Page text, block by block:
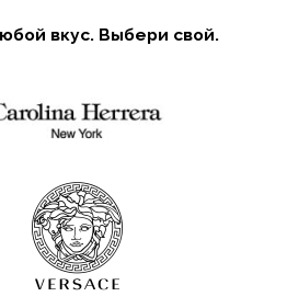
вкус. Выбери свой.